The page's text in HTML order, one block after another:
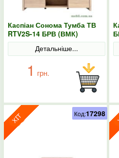
Каспіан Сонома Тумба ТВ
RTV2S-14 БРВ (ВМК)
Детальніше...
1 грн.
Код:17298